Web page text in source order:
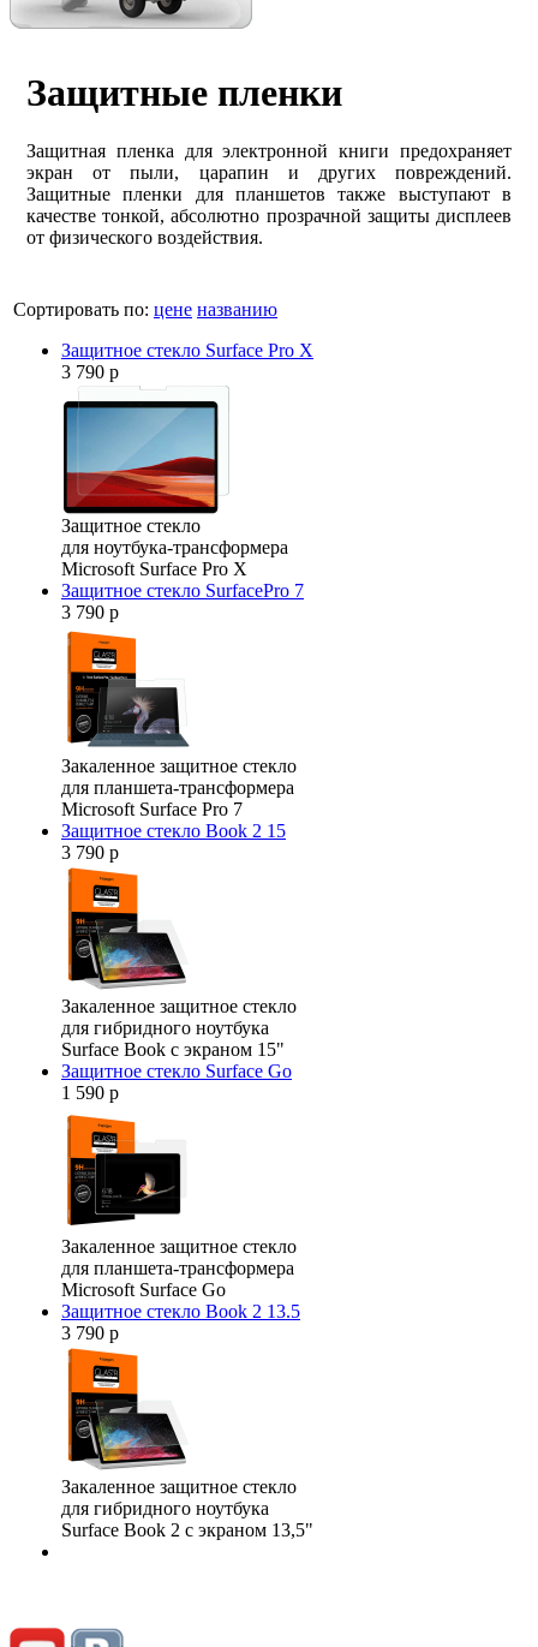
Защитные пленки
Защитная пленка для электронной книги предохраняет
экран от пыли, царапин и других повреждений.
Защитные пленки для планшетов также выступают в
качестве тонкой, абсолютно прозрачной защиты дисплеев
от физического воздействия.
Сортировать по: цене названию
Защитное стекло Surface Pro X
3 790 р
Защитное стекло
для ноутбука-трансформера
Microsoft Surface Pro X
Защитное стекло SurfacePro 7
3 790 р
Закаленное защитное стекло
для планшета-трансформера
Microsoft Surface Pro 7
Защитное стекло Book 2 15
3 790 р
Закаленное защитное стекло
для гибридного ноутбука
Surface Book с экраном 15"
Защитное стекло Surface Go
1 590 р
Закаленное защитное стекло
для планшета-трансформера
Microsoft Surface Go
Защитное стекло Book 2 13.5
3 790 р
Закаленное защитное стекло
для гибридного ноутбука
Surface Book 2 с экраном 13,5"